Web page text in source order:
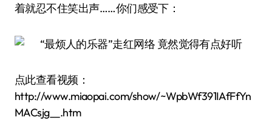
着就忍不住笑出声……你们感受下：
点此查看视频：
http://www.miaopai.com/show/~WpbWf391IAfFfYn
MACsjg__.htm